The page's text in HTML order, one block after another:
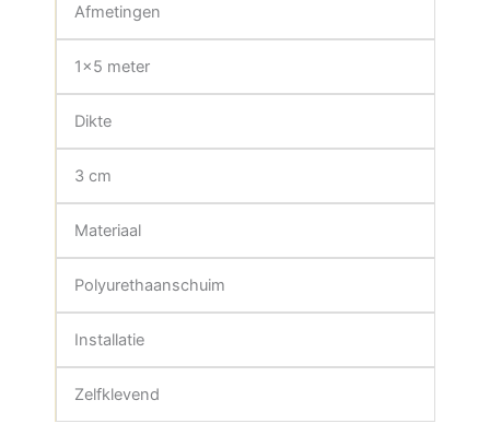
Afmetingen
1×5 meter
Dikte
3 cm
Materiaal
Polyurethaanschuim
Installatie
Zelfklevend